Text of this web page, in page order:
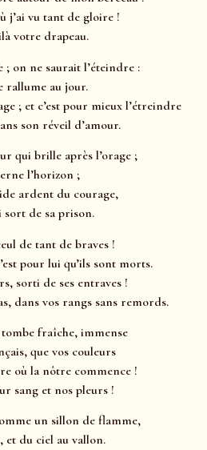
j’ai vu tant de gloire !
votre drapeau.
on ne saurait l’éteindre :
rallume au jour.
; et c’est pour mieux l’étreindre
son réveil d’amour.
qui brille après l’orage ;
l’horizon ;
ardent du courage,
de sa prison.
de tant de braves !
pour lui qu’ils sont morts.
sorti de ses entraves !
dans vos rangs sans remords.
fraîche, immense
que vos couleurs
où la nôtre commence !
sang et nos pleurs !
un sillon de flamme,
et du ciel au vallon.